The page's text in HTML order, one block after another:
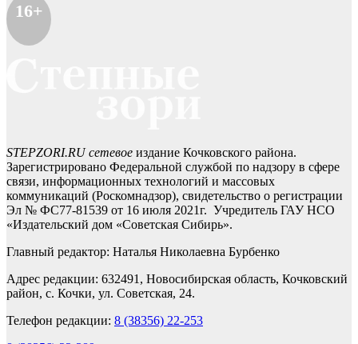
16+
STEPZORI.RU сетевое издание Кочковского района.
Зарегистрировано Федеральной службой по надзору в сфере
связи, информационных технологий и массовых
коммуникаций (Роскомнадзор), свидетельство о регистрации
Эл № ФС77-81539 от 16 июля 2021г. Учредитель ГАУ НСО
«Издательский дом «Советская Сибирь».
Главный редактор: Наталья Николаевна Бурбенко
Адрес редакции: 632491, Новосибирская область, Кочковский
район, с. Кочки, ул. Советская, 24.
Телефон редакции: 8 (38356) 22-253